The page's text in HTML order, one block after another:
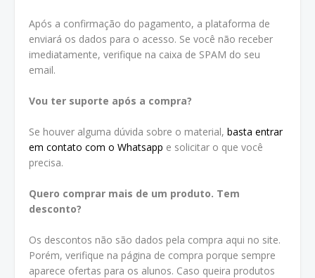
Após a confirmação do pagamento, a plataforma de
enviará os dados para o acesso. Se você não receber
imediatamente, verifique na caixa de SPAM do seu
email.
Vou ter suporte após a compra?
Se houver alguma dúvida sobre o material, basta entrar
em contato com o Whatsapp e solicitar o que você
precisa.
Quero comprar mais de um produto. Tem
desconto?
Os descontos não são dados pela compra aqui no site.
Porém, verifique na página de compra porque sempre
aparece ofertas para os alunos. Caso queira produtos